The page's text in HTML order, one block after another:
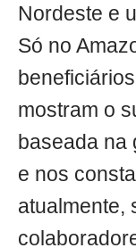
Nordeste e
Só no
mostram o
baseada na
e nos
atualmente,